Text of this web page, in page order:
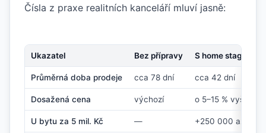
Čísla z praxe realitních kanceláří mluví jasně:
Ukazatel Bez přípravy S home stagingem
Průměrná doba prodeje cca 78 dní cca 42 dní
Dosažená cena výchozí o 5–15 % vyšší
U bytu za 5 mil. Kč — +250 000 až 750